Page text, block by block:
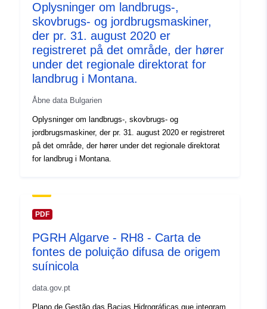
Oplysninger om landbrugs-,
skovbrugs- og jordbrugsmaskiner,
der pr. 31. august 2020 er
registreret på det område, der hører
under det regionale direktorat for
landbrug i Montana.
Åbne data Bulgarien
Oplysninger om landbrugs-, skovbrugs- og
jordbrugsmaskiner, der pr. 31. august 2020 er registreret
på det område, der hører under det regionale direktorat
for landbrug i Montana.
PDF
PGRH Algarve - RH8 - Carta de
fontes de poluição difusa de origem
suínicola
data.gov.pt
Plano de Gestão das Bacias Hidrográficas que integram